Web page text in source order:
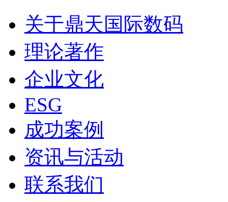
关于鼎天国际数码
理论著作
企业文化
ESG
成功案例
资讯与活动
联系我们